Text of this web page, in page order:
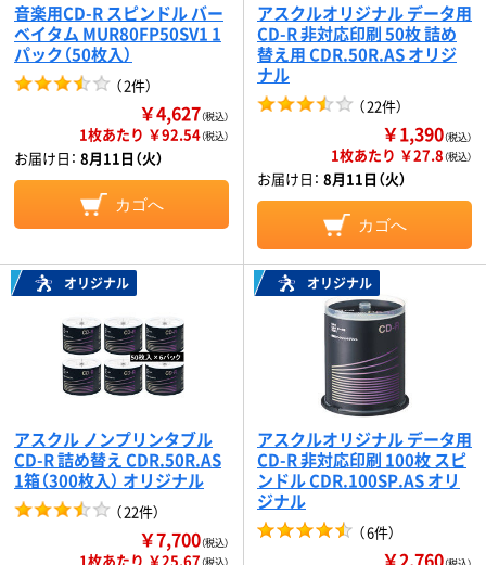
音楽用CD-R スピンドル バー
ベイタム MUR80FP50SV1 1
パック（50枚入）
（2件）
￥4,627（税込）
1枚あたり ￥92.54（税込）
お届け日： 8月11日（火）
カゴへ
アスクルオリジナル データ用
CD-R 非対応印刷 50枚 詰め
替え用 CDR.50R.AS オリジ
ナル
（22件）
￥1,390（税込）
1枚あたり ￥27.8（税込）
お届け日： 8月11日（火）
カゴへ
オリジナル
アスクル ノンプリンタブル
CD-R 詰め替え CDR.50R.AS
1箱（300枚入） オリジナル
（22件）
￥7,700（税込）
1枚あたり ￥25.67
オリジナル
アスクルオリジナル データ用
CD-R 非対応印刷 100枚 スピ
ンドル CDR.100SP.AS オリ
ジナル
（6件）
￥2,760